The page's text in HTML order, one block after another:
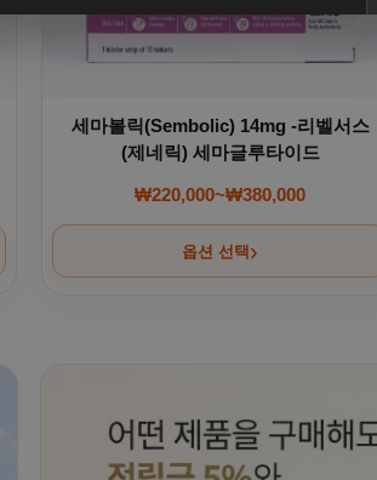
세마볼릭(Sembolic) 14mg -리벨서스
(제네릭) 세마글루타이드
₩220,000~₩380,000
가격 범위:
옵션 선택